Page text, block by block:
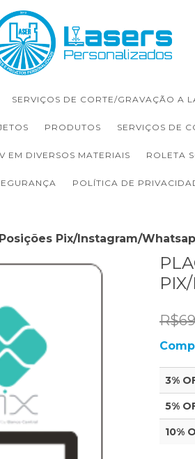
SERVIÇOS DE CORTE/GRAVAÇÃO A
PRODUTOS SERVIÇOS DE
EM DIVERSOS MATERIAIS ROLETA
POLÍTICA DE
Pix/Instagram/
3%
5%
10%